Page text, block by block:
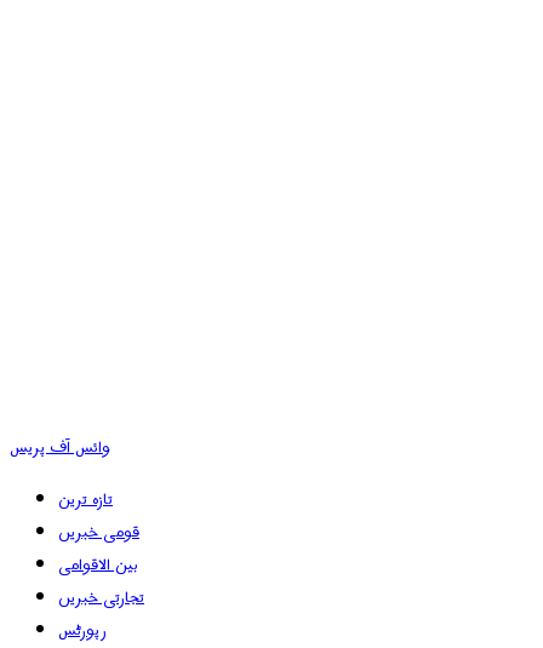
وائس آف پریس
تازہ ترین
قومی خبریں
بین الاقوامی
تجارتی خبریں
رپورٹس